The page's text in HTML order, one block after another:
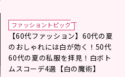
ファッショントピック
【60代ファッション】60代の夏
のおしゃれには白が効く！50代
60代の夏の私服を拝見！白ボト
ムスコーデ4選【白の魔術】